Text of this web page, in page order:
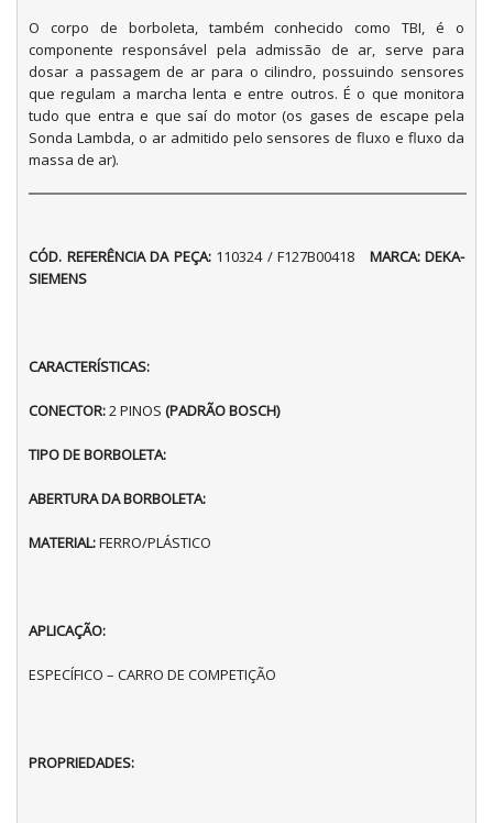
O corpo de borboleta, também conhecido como TBI, é o
componente responsável pela admissão de ar, serve para
dosar a passagem de ar para o cilindro, possuindo sensores
que regulam a marcha lenta e entre outros. É o que monitora
tudo que entra e que saí do motor (os gases de escape pela
Sonda Lambda, o ar admitido pelo sensores de fluxo e fluxo da
massa de ar).
CÓD. REFERÊNCIA DA PEÇA:110324 / F127B00418 MARCA: DEKA-
SIEMENS
CARACTERÍSTICAS:
CONECTOR:2 PINOS (PADRÃO BOSCH)
TIPO DE BORBOLETA:
ABERTURA DA BORBOLETA:
MATERIAL:FERRO/PLÁSTICO
APLICAÇÃO:
ESPECÍFICO – CARRO DE COMPETIÇÃO
PROPRIEDADES: